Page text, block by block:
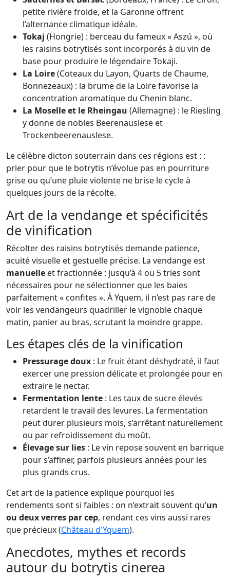
petite rivière froide, et la Garonne offrent
l’alternance climatique idéale.
Tokaj (Hongrie) : berceau du fameux « Aszú », où
les raisins botrytisés sont incorporés à du vin de
base pour produire le légendaire Tokaji.
La Loire(Coteaux du Layon, Quarts de Chaume,
Bonnezeaux) : la brume de la Loire favorise la
concentration aromatique du Chenin blanc.
La Moselle et le Rheingau (Allemagne) : le Riesling
y donne de nobles Beerenauslese et
Trockenbeerenauslese.
Le célèbre dicton souterrain dans ces régions est : :
prier pour que le botrytis n’évolue pas en pourriture
grise ou qu’une pluie violente ne brise le cycle à
quelques jours de la récolte.
Art de la vendange et spécificités
de vinification
Récolter des raisins botrytisés demande patience,
acuité visuelle et gestuelle précise. La vendange est
manuelle et fractionnée : jusqu’à 4 ou 5 tries sont
nécessaires pour ne sélectionner que les baies
parfaitement « confites ». À Yquem, il n’est pas rare de
voir les vendangeurs quadriller le vignoble chaque
matin, panier au bras, scrutant la moindre grappe.
Les étapes clés de la vinification
Pressurage doux : Le fruit étant déshydraté, il faut
exercer une pression délicate et prolongée pour en
extraire le nectar.
Fermentation lente : Les taux de sucre élevés
retardent le travail des levures. La fermentation
peut durer plusieurs mois, s’arrêtant naturellement
ou par refroidissement du moût.
Élevage sur lies : Le vin repose souvent en barrique
pour s’affiner, parfois plusieurs années pour les
plus grands crus.
Cet art de la patience explique pourquoi les
rendements sont si faibles : on n’extrait souvent qu’un
ou deux verres par cep, rendant ces vins aussi rares
que précieux (Château d'Yquem).
Anecdotes, mythes et records
autour du botrytis cinerea